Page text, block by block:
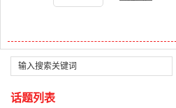
话题列表